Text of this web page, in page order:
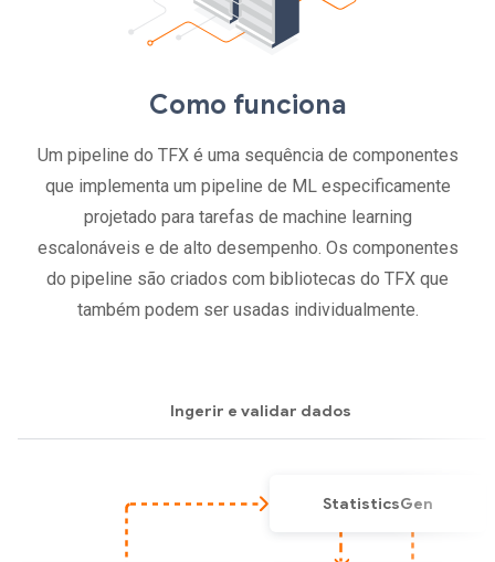
Como funciona
Um pipeline do TFX é uma sequência de componentes
que implementa um pipeline de ML especificamente
projetado para tarefas de machine learning
escalonáveis e de alto desempenho. Os componentes
do pipeline são criados com bibliotecas do TFX que
também podem ser usadas individualmente.